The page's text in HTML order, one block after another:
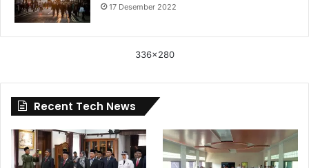
17 Desember 2022
336x280
Recent Tech News